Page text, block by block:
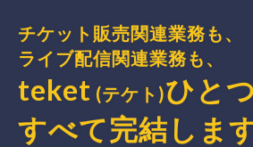
チケット販売関連業務も、
ライブ配信関連業務も、
teket (テケト)ひと
すべて完結 しま